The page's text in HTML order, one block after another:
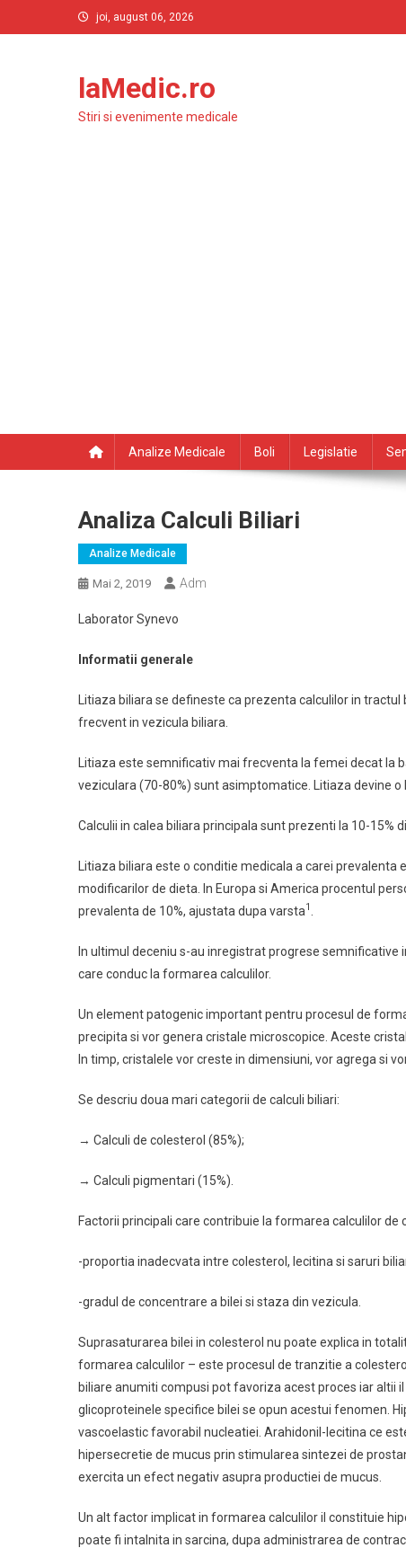
to
joi, august 06, 2026
laMedic.ro
Stiri si evenimente medicale
Analize Medicale Boli Legislatie
Analiza Calculi Biliari
Analize Medicale
Mai 2, 2019 Adm
Laborator Synevo
Informatii generale
Litiaza biliara se defineste ca prezenta calculilor in
frecvent in vezicula biliara.
Litiaza este semnificativ mai frecventa la femei decat la
veziculara (70-80%) sunt asimptomatice. Litiaza devine
Calculii in calea biliara principala sunt prezenti la 10-15%
Litiaza biliara este o conditie medicala a carei
modificarilor de dieta. In Europa si America procentul
prevalenta de 10%, ajustata dupa varsta1
In ultimul deceniu s-au inregistrat progrese
care conduc la formarea calculilor.
Un element patogenic important pentru procesul de
precipita si vor genera cristale microscopice. Aceste
In timp, cristalele vor creste in dimensiuni, vor agrega si
Se descriu doua mari categorii de calculi biliari:
→ Calculi de colesterol (85%);
→ Calculi pigmentari (15%).
Factorii principali care contribuie la formarea calculilor de
-proportia inadecvata intre colesterol, lecitina si saruri
-gradul de concentrare a bilei si staza din vezicula.
Suprasaturarea bilei in colesterol nu poate explica in
formarea calculilor – este procesul de tranzitie a
biliare anumiti compusi pot favoriza acest proces iar altii
glicoproteinele specifice bilei se opun acestui fenomen.
vascoelastic favorabil nucleatiei. Arahidonil-lecitina ce
hipersecretie de mucus prin stimularea sintezei de
exercita un efect negativ asupra productiei de mucus.
Un alt factor implicat in formarea calculilor il constituie
poate fi intalnita in sarcina, dupa administrarea de